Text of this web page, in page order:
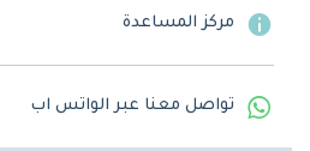
مركز المساعدة
تواصل معنا عبر الواتس اب